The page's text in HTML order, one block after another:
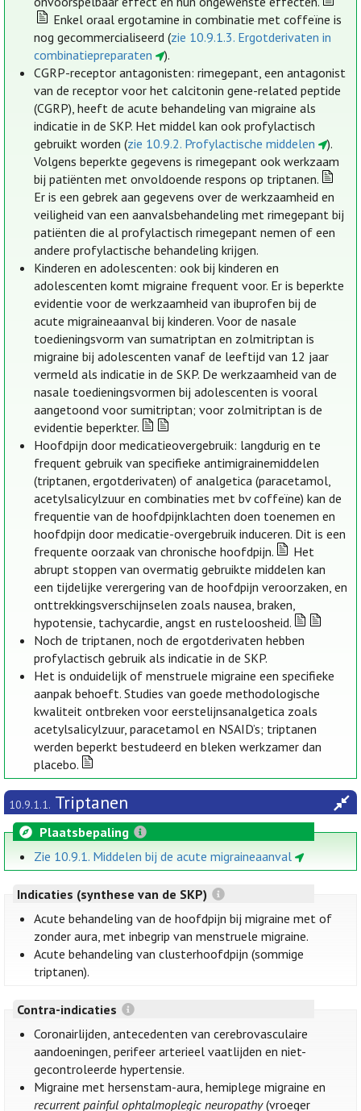
Enkel oraal ergotamine in combinatie met coffeïne is
nog gecommercialiseerd (zie 10.9.1.3. Ergotderivaten in
combinatiepreparaten
).
CGRP-receptor antagonisten: rimegepant, een antagonist
van de receptor voor het calcitonin gene-related peptide
(CGRP), heeft de acute behandeling van migraine als
indicatie in de SKP. Het middel kan ook profylactisch
gebruikt worden (zie 10.9.2. Profylactische middelen
).
Volgens beperkte gegevens is rimegepant ook werkzaam
bij patiënten met onvoldoende respons op triptanen.
Er is een gebrek aan gegevens over de werkzaamheid en
veiligheid van een aanvalsbehandeling met rimegepant bij
patiënten die al profylactisch rimegepant nemen of een
andere profylactische behandeling krijgen.
Kinderen en adolescenten: ook bij kinderen en
adolescenten komt migraine frequent voor. Er is beperkte
evidentie voor de werkzaamheid van ibuprofen bij de
acute migraineaanval bij kinderen. Voor de nasale
toedieningsvorm van sumatriptan en zolmitriptan is
migraine bij adolescenten vanaf de leeftijd van 12 jaar
vermeld als indicatie in de SKP. De werkzaamheid van de
nasale toedieningsvormen bij adolescenten is vooral
aangetoond voor sumitriptan; voor zolmitriptan is de
evidentie beperkter.
Hoofdpijn door medicatieovergebruik: langdurig en te
frequent gebruik van specifieke antimigrainemiddelen
(triptanen, ergotderivaten) of analgetica (paracetamol,
acetylsalicylzuur en combinaties met bv coffeïne) kan de
frequentie van de hoofdpijnklachten doen toenemen en
hoofdpijn door medicatie-overgebruik induceren. Dit is een
frequente oorzaak van chronische hoofdpijn.
Het
abrupt stoppen van overmatig gebruikte middelen kan
een tijdelijke verergering van de hoofdpijn veroorzaken, en
onttrekkingsverschijnselen zoals nausea, braken,
hypotensie, tachycardie, angst en rusteloosheid.
Noch de triptanen, noch de ergotderivaten hebben
profylactisch gebruik als indicatie in de SKP.
Het is onduidelijk of menstruele migraine een specifieke
aanpak behoeft. Studies van goede methodologische
kwaliteit ontbreken voor eerstelijnsanalgetica zoals
acetylsalicylzuur, paracetamol en NSAID’s; triptanen
werden beperkt bestudeerd en bleken werkzamer dan
placebo.
10.9.1.1. Triptanen
Plaatsbepaling
Zie 10.9.1. Middelen bij de acute migraineaanval
Indicaties (synthese van de SKP)
Acute behandeling van de hoofdpijn bij migraine met of
zonder aura, met inbegrip van menstruele migraine.
Acute behandeling van clusterhoofdpijn (sommige
triptanen).
Contra-indicaties
Coronairlijden, antecedenten van cerebrovasculaire
aandoeningen, perifeer arterieel vaatlijden en niet-
gecontroleerde hypertensie.
Migraine met hersenstam-aura, hemiplege migraine en
recurrent painful ophtalmoplegic neuropathy(vroeger